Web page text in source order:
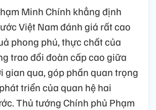
Minh Chính khẳng định
Việt Nam đánh giá rất cao
phong phú, thực chất của
trao đổi đoàn cấp cao giữa
gian qua, góp phần quan trọng
triển của quan hệ hai
Thủ tướng Chính phủ Phạm